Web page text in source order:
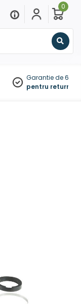
0
Garantie de 60
pentru